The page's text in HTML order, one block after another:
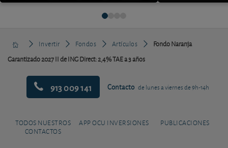
Invertir Fondos Artículos
Fondo Naranja
Garantizado 2027 II de ING Direct: 2,4% TAE a 3 años
913 009 141 Contacto de lunes a viernes de 9h-14h
TODOS NUESTROS
CONTACTOS
APP OCU INVERSIONES PUBLICACIONES